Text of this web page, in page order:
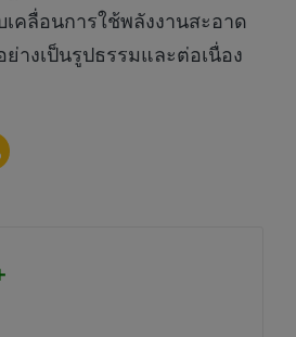
คลื่อนการใช้พลังงานสะอาด
างเป็นรูปธรรมและต่อเนื่อง